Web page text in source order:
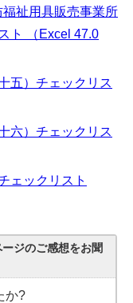
祉用具販売事業所
ト （Excel 47.0
五）チェックリス
六）チェックリス
ェックリスト
ジのご感想をお聞
か?